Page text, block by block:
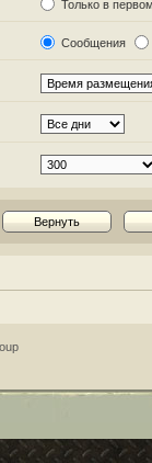
Только в
Сообщения